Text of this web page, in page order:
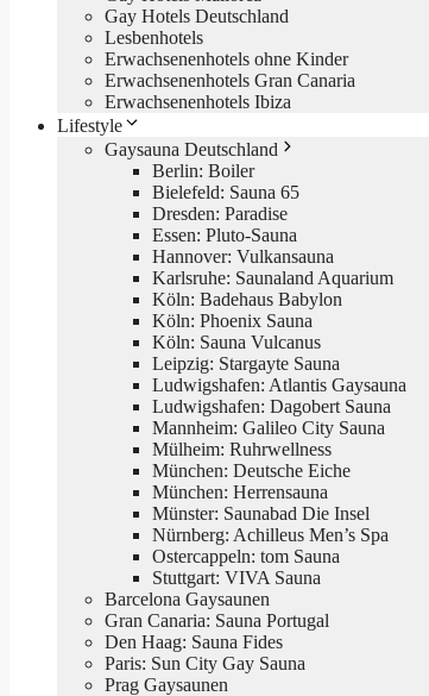
Gay Hotels Deutschland
Lesbenhotels
Erwachsenenhotels ohne Kinder
Erwachsenenhotels Gran Canaria
Erwachsenenhotels Ibiza
Lifestyle
Gaysauna Deutschland
Berlin: Boiler
Bielefeld: Sauna 65
Dresden: Paradise
Essen: Pluto-Sauna
Hannover: Vulkansauna
Karlsruhe: Saunaland Aquarium
Köln: Badehaus Babylon
Köln: Phoenix Sauna
Köln: Sauna Vulcanus
Leipzig: Stargayte Sauna
Ludwigshafen: Atlantis Gaysauna
Ludwigshafen: Dagobert Sauna
Mannheim: Galileo City Sauna
Mülheim: Ruhrwellness
München: Deutsche Eiche
München: Herrensauna
Münster: Saunabad Die Insel
Nürnberg: Achilleus Men’s Spa
Ostercappeln: tom Sauna
Stuttgart: VIVA Sauna
Barcelona Gaysaunen
Gran Canaria: Sauna Portugal
Den Haag: Sauna Fides
Paris: Sun City Gay Sauna
Prag Gaysaunen